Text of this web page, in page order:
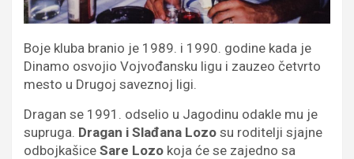
Boje kluba branio je 1989. i 1990. godine kada je
Dinamo osvojio Vojvođansku ligu i zauzeo četvrto
mesto u Drugoj saveznoj ligi.
Dragan se 1991. odselio u Jagodinu odakle mu je
supruga. Dragan i Slađana Lozo su roditelji sjajne
odbojkašice Sare Lozo koja će se zajedno sa